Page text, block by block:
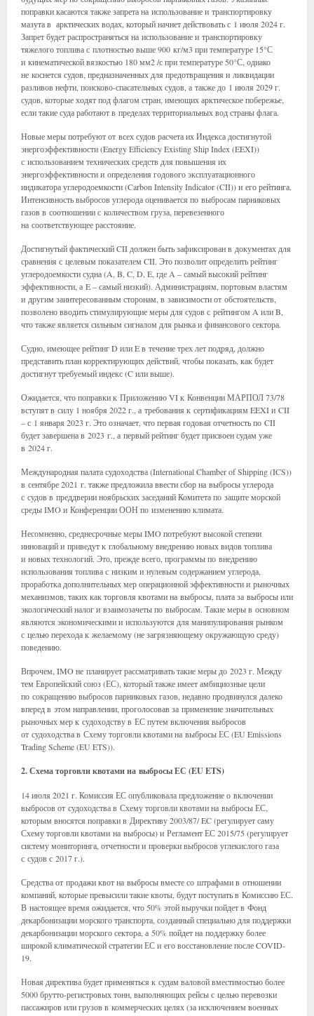
поправки касаются также запрета на использование и транспортировку
мазута в арктических водах, который начнет действовать с 1 июля 2024 г.
Запрет будет распространяться на использование и транспортировку
тяжелого топлива с плотностью выше 900 кг/м3 при температуре 15°С
и кинематической вязкостью 180 мм2 /с при температуре 50°С, однако
не коснется судов, предназначенных для предотвращения и ликвидации
разливов нефти, поисково-спасательных судов, а также до 1 июля 2029 г.
судов, которые ходят под флагом стран, имеющих арктическое побережье,
если такие суда работают в пределах территориальных вод страны флага.
Новые меры потребуют от всех судов расчета их Индекса достигнутой
энергоэффективности (Energy Efficiency Existing Ship Index (EEXI))
с использованием технических средств для повышения их
энергоэффективности и определения годового эксплуатационного
индикатора углеродоемкости (Carbon Intensity Indicator (CII)) и его рейтинга.
Интенсивность выбросов углерода оценивается по выбросам парниковых
газов в соотношении с количеством груза, перевезенного
на соответствующее расстояние.
Достигнутый фактический CII должен быть зафиксирован в документах для
сравнения с целевым показателем CII. Это позволит определить рейтинг
углеродоемкости судна (A, B, C, D, E, где A – самый высокий рейтинг
эффективности, а E – самый низкий). Администрациям, портовым властям
и другим заинтересованным сторонам, в зависимости от обстоятельств,
позволено вводить стимулирующие меры для судов с рейтингом A или B,
что также является сильным сигналом для рынка и финансового сектора.
Судно, имеющее рейтинг D или E в течение трех лет подряд, должно
представить план корректирующих действий, чтобы показать, как будет
достигнут требуемый индекс (C или выше).
Ожидается, что поправки к Приложению VI к Конвенции МАРПОЛ 73/78
вступят в силу 1 ноября 2022 г., а требования к сертификациям EEXI и CII
– с 1 января 2023 г. Это означает, что первая годовая отчетность по CII
будет завершена в 2023 г., а первый рейтинг будет присвоен судам уже
в 2024 г.
Международная палата судоходства (International Chamber of Shipping (ICS))
в сентябре 2021 г. также предложила ввести сбор на выбросы углерода
с судов в преддверии ноябрьских заседаний Комитета по защите морской
среды IMO и Конференции ООН по изменению климата.
Несомненно, среднесрочные меры IMO потребуют высокой степени
инноваций и приведут к глобальному внедрению новых видов топлива
и новых технологий. Это, прежде всего, программы по внедрению
использования топлива с низким и нулевым содержанием углерода,
проработка дополнительных мер операционной эффективности и рыночных
механизмов, таких как торговля квотами на выбросы, плата за выбросы или
экологический налог и взаимозачеты по выбросам. Такие меры в основном
являются экономическими и используются для манипулирования рынком
с целью перехода к желаемому (не загрязняющему окружающую среду)
поведению.
Впрочем, IMO не планирует рассматривать такие меры до 2023 г. Между
тем Европейский союз (ЕС), который также имеет амбициозные цели
по сокращению выбросов парниковых газов, недавно продвинулся далеко
вперед в этом направлении, проголосовав за применение значительных
рыночных мер к судоходству в ЕС путем включения выбросов
от судоходства в Схему торговли квотами на выбросы ЕС (EU Emissions
Trading Scheme (EU ETS)).
2. Схема торговли квотами на выбросы ЕС (EU ETS)
14 июля 2021 г. Комиссия ЕС опубликовала предложение о включении
выбросов от судоходства в Схему торговли квотами на выбросы ЕС,
которым вносятся поправки в Директиву 2003/87/ EC (регулирует саму
Схему торговли квотами на выбросы) и Регламент ЕС 2015/75 (регулирует
систему мониторинга, отчетности и проверки выбросов углекислого газа
с судов с 2017 г.).
Средства от продажи квот на выбросы вместе со штрафами в отношении
компаний, которые превысили такие квоты, будут поступать в Комиссию ЕС.
В настоящее время ожидается, что 50% этой выручки пойдет в Фонд
декарбонизации морского транспорта, созданный специально для поддержки
декарбонизации морского сектора, а 50% пойдет на поддержку более
широкой климатической стратегии ЕС и его восстановление после COVID-
19.
Новая директива будет применяться к судам валовой вместимостью более
5000 брутто-регистровых тонн, выполняющих рейсы с целью перевозки
пассажиров или грузов в коммерческих целях (за исключением военных